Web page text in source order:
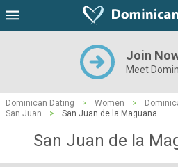
Join
Meet
Dominican Dating > Women >
San Juan
> San Juan de la Maguana
San Juan de la